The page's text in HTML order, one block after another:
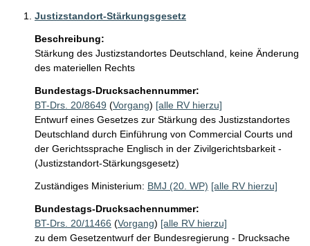
Justizstandort-Stärkungsgesetz
Beschreibung:
Stärkung des Justizstandortes Deutschland, keine Änderung
des materiellen Rechts
Bundestags-Drucksachennummer:
BT-Drs. 20/8649 (Vorgang) [alle RV hierzu]
Entwurf eines Gesetzes zur Stärkung des Justizstandortes
Deutschland durch Einführung von Commercial Courts und
der Gerichtssprache Englisch in der Zivilgerichtsbarkeit -
(Justizstandort-Stärkungsgesetz)
Zuständiges Ministerium: BMJ (20. WP) [alle RV hierzu]
Bundestags-Drucksachennummer:
BT-Drs. 20/11466 (Vorgang) [alle RV hierzu]
zu dem Gesetzentwurf der Bundesregierung - Drucksache